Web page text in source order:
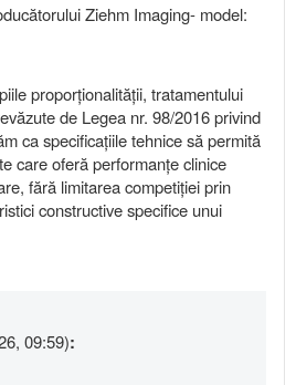
Ziehm Imaging- model:
proporționalității, tratamentului
de Legea nr. 98/2016 privind
ca specificațiile tehnice să permită
care oferă performanțe clinice
fără limitarea competiției prin
constructive specifice unui
09:59):